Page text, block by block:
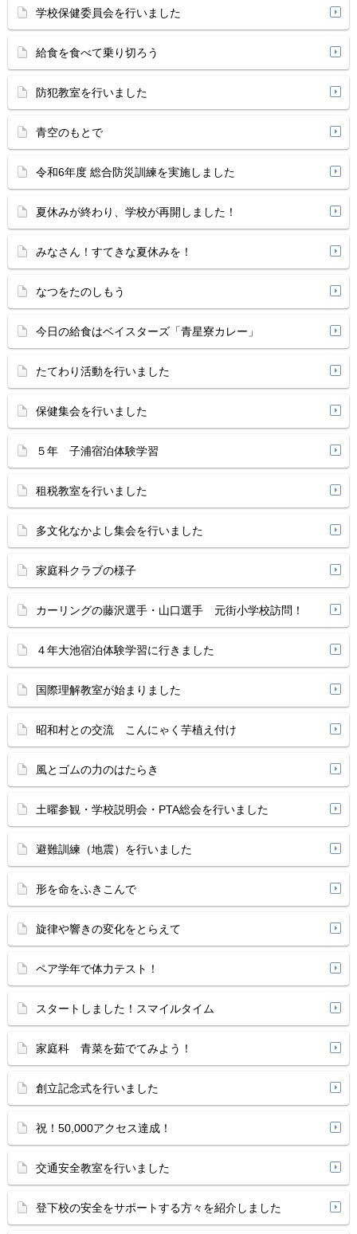
学校保健委員会を行いました
給食を食べて乗り切ろう
防犯教室を行いました
青空のもとで
令和6年度 総合防災訓練を実施しました
夏休みが終わり、学校が再開しました！
みなさん！すてきな夏休みを！
なつをたのしもう
今日の給食はベイスターズ「青星寮カレー」
たてわり活動を行いました
保健集会を行いました
５年 子浦宿泊体験学習
租税教室を行いました
多文化なかよし集会を行いました
家庭科クラブの様子
カーリングの藤沢選手・山口選手 元街小学校訪問！
４年大池宿泊体験学習に行きました
国際理解教室が始まりました
昭和村との交流 こんにゃく芋植え付け
風とゴムの力のはたらき
土曜参観・学校説明会・PTA総会を行いました
避難訓練（地震）を行いました
形を命をふきこんで
旋律や響きの変化をとらえて
ペア学年で体力テスト！
スタートしました！スマイルタイム
家庭科 青菜を茹でてみよう！
創立記念式を行いました
祝！50,000アクセス達成！
交通安全教室を行いました
登下校の安全をサポートする方々を紹介しました